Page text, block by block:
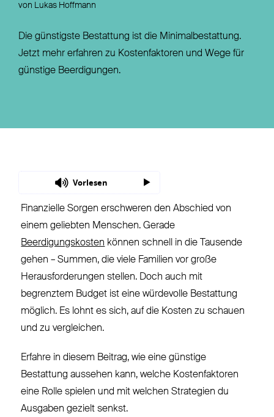
von Lukas Hoffmann
Die günstigste Bestattung ist die Minimalbestattung.
Jetzt mehr erfahren zu Kostenfaktoren und Wege für
günstige Beerdigungen.
Vorlesen
Finanzielle Sorgen erschweren den Abschied von
einem geliebten Menschen. Gerade
Beerdigungskosten können schnell in die Tausende
gehen – Summen, die viele Familien vor große
Herausforderungen stellen. Doch auch mit
begrenztem Budget ist eine würdevolle Bestattung
möglich. Es lohnt es sich, auf die Kosten zu schauen
und zu vergleichen.
Erfahre in diesem Beitrag, wie eine günstige
Bestattung aussehen kann, welche Kostenfaktoren
eine Rolle spielen und mit welchen Strategien du
Ausgaben gezielt senkst.